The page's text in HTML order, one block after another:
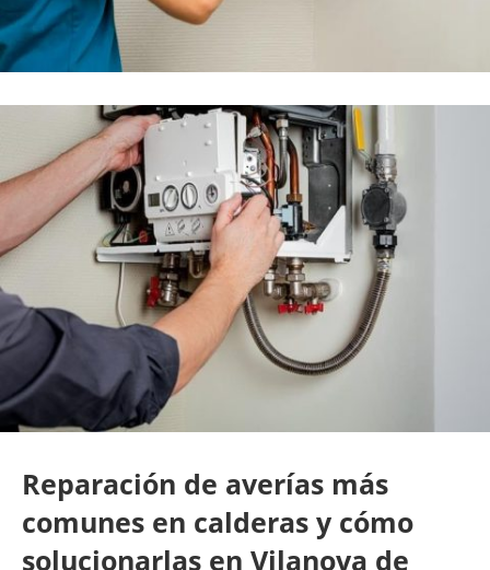
Reparación de averías más
comunes en calderas y cómo
solucionarlas en Vilanova de